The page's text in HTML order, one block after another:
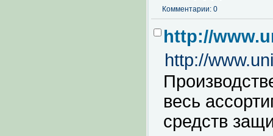
Комментарии: 0
http://
http://
весь
средств